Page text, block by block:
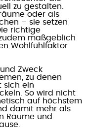
zu gestalten.
oder als
– sie setzen
richtige
maßgeblich
Wohlfühlfaktor
Zweck
zu denen
sich ein
So wird nicht
auf höchstem
damit mehr als
Räume und